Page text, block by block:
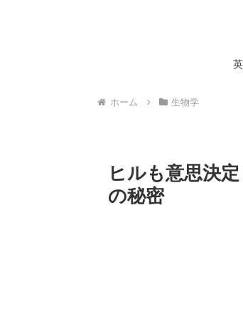
ホーム 生物学
ヒルも意思決
の秘密